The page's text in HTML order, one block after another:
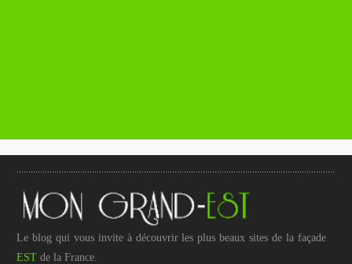
Le blog qui vous invite à découvrir les plus beaux sites de la façade
EST de la France.